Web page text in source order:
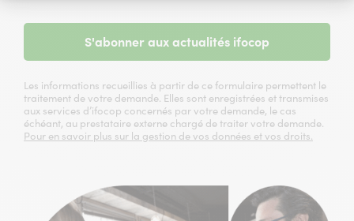
S'abonner aux actualités ifocop
Les informations recueillies à partir de ce formulaire permettent le
traitement de votre demande. Elles sont enregistrées et transmises
aux services d’ifocop concernés par votre demande, le cas
échéant, au prestataire externe chargé de traiter votre demande.
Pour en savoir plus sur la gestion de vos données et vos droits.